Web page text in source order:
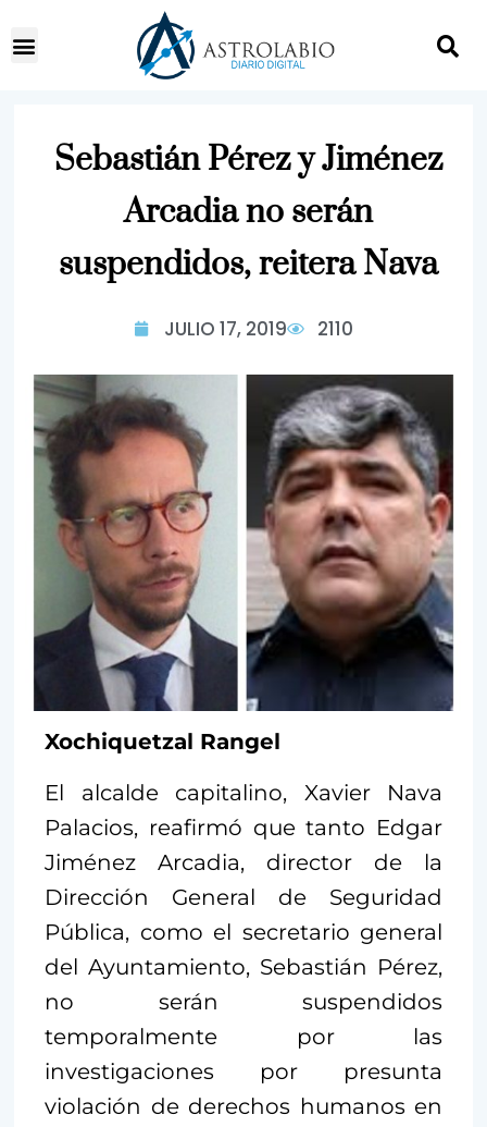
Sebastián Pérez y Jiménez
Arcadia no serán
suspendidos, reitera Nava
JULIO 17, 2019 2110
Xochiquetzal Rangel
El alcalde capitalino, Xavier Nava
Palacios, reafirmó que tanto Edgar
Jiménez Arcadia, director de la
Dirección General de Seguridad
Pública, como el secretario general
del Ayuntamiento, Sebastián Pérez,
no serán suspendidos
temporalmente por las
investigaciones por presunta
violación de derechos humanos en